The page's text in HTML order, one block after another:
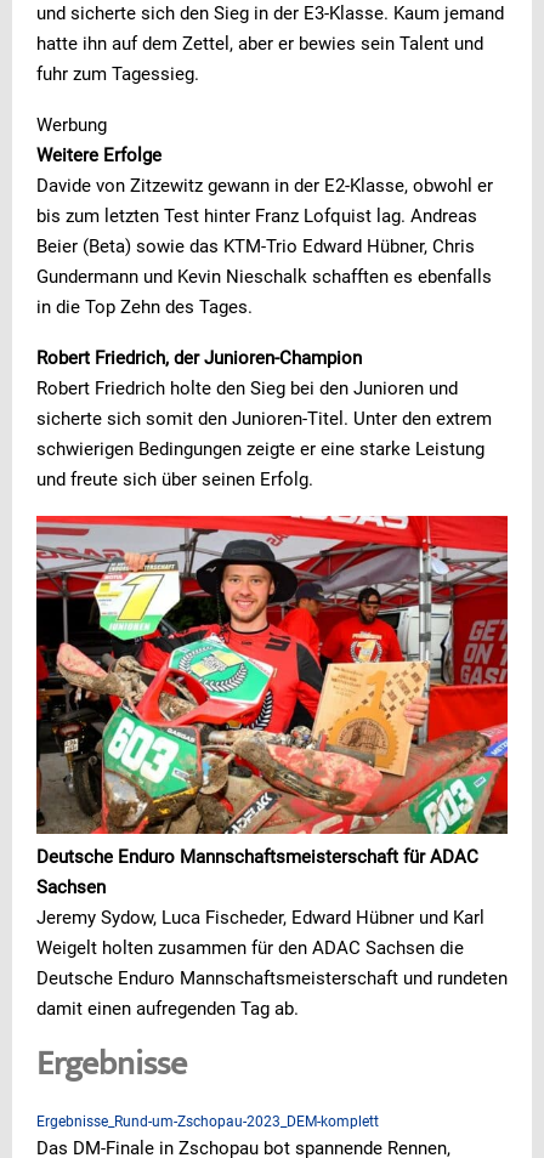
und sicherte sich den Sieg in der E3-Klasse. Kaum jemand
hatte ihn auf dem Zettel, aber er bewies sein Talent und
fuhr zum Tagessieg.
Werbung
Weitere Erfolge
Davide von Zitzewitz gewann in der E2-Klasse, obwohl er
bis zum letzten Test hinter Franz Lofquist lag. Andreas
Beier (Beta) sowie das KTM-Trio Edward Hübner, Chris
Gundermann und Kevin Nieschalk schafften es ebenfalls
in die Top Zehn des Tages.
Robert Friedrich, der Junioren-Champion
Robert Friedrich holte den Sieg bei den Junioren und
sicherte sich somit den Junioren-Titel. Unter den extrem
schwierigen Bedingungen zeigte er eine starke Leistung
und freute sich über seinen Erfolg.
Deutsche Enduro Mannschaftsmeisterschaft für ADAC
Sachsen
Jeremy Sydow, Luca Fischeder, Edward Hübner und Karl
Weigelt holten zusammen für den ADAC Sachsen die
Deutsche Enduro Mannschaftsmeisterschaft und rundeten
damit einen aufregenden Tag ab.
Ergebnisse
Ergebnisse_Rund-um-Zschopau-2023_DEM-komplett
Das DM-Finale in Zschopau bot spannende Rennen,